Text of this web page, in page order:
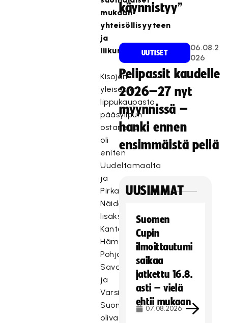
mukaan
yhteisöllisyyteen
ja
liikuntaan.
Kisojen
yleisestä
lippukaupasta
pääsylipun
ostaneita
oli
eniten
Uudeltamaalta
ja
Pirkanmaalta.
Näiden
lisäksi
Kanta-
Häme,
Pohjois-
Savo
ja
Varsinais-
Suomi
olivat
käynnistyy”
UUTISET
06.08.2
026
Pelipassit kaudelle
2026–27 nyt
myynnissä –
hanki ennen
ensimmäistä peliä
UUSIMMAT
Suomen
Cupin
ilmoittautumi
saikaa
jatkettu 16.8.
asti – vielä
ehtii mukaan
07.08.2026